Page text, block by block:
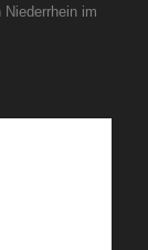
im